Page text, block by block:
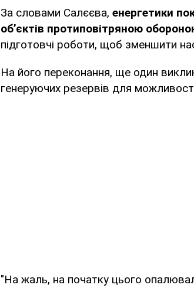
За словами Салєєва, енергетики
об’єктів протиповітряною
підготовчі роботи, щоб зменшити
На його переконання, ще один
генеруючих резервів для
"На жаль, на початку цього